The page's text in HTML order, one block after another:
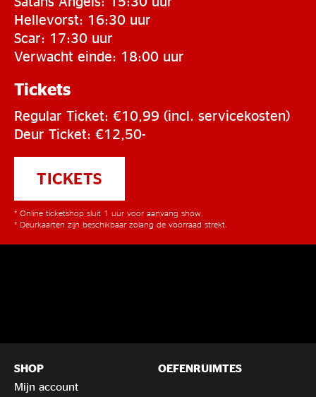
Hellevorst: 16:30 uur
Scar: 17:30 uur
Verwacht einde: 18:00 uur
Tickets
Regular Ticket: €10,99 (incl. servicekosten)
Deur Ticket: €12,50-
TICKETS
* Online ticketshop sluit 1 uur voor aanvang show.
* Deurkaarten zijn beschikbaar zolang de voorraad strekt.
SHOP
Mijn account
OEFENRUIMTES